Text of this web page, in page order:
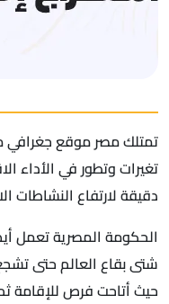
تمتلك مصر موقع جغرافي
تغيرات وتطور في الأداء
دقيقة لارتفاع النشاطات
الحكومة المصرية تعمل
شتى بقاع العالم حتى
حيث أتاحت فرص للإقامة